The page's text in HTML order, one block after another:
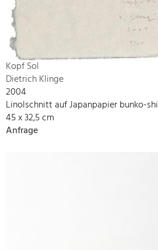
Kopf Sol
Dietrich Klinge
2004
Linolschnitt auf Japanpapier bunko-shi
45 x 32,5 cm
Anfrage